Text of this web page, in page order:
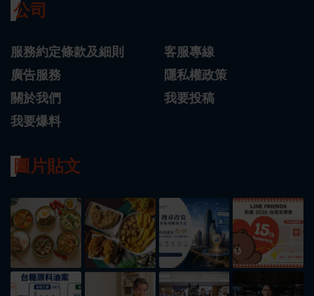
公司
服務約定條款及細則
客服專線
廣告服務
隱私權政策
關於我們
我要投稿
我要爆料
圖片貼文